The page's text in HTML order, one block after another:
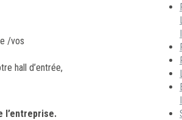
/vos
hall d’entrée,
l’entreprise.